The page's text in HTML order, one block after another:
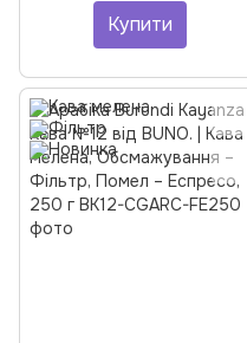
Купити